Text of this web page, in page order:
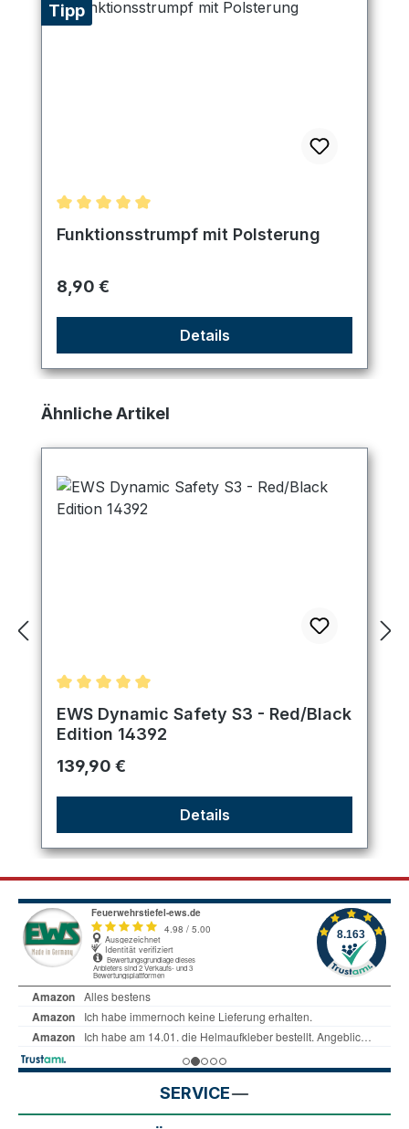
Tipp
Durchschnittliche Bewertung von 5 von 5 Sternen
Funktionsstrumpf mit Polsterung
Regulärer Preis:
8,90 €
Details
Produktgalerie überspringen
Ähnliche Artikel
Durchschnittliche Bewertung von 5 von 5 Sternen
EWS Dynamic Safety S3 - Red/Black
Edition 14392
Regulärer Preis:
139,90 €
Details
SERVICE